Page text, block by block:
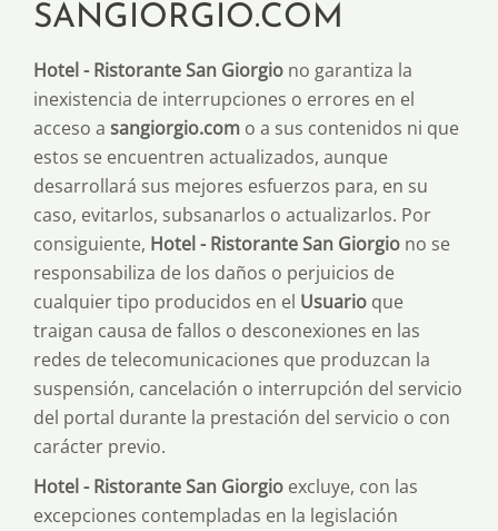
SANGIORGIO.COM
Hotel - Ristorante San Giorgio no garantiza la
inexistencia de interrupciones o errores en el
acceso a sangiorgio.com o a sus contenidos ni que
estos se encuentren actualizados, aunque
desarrollará sus mejores esfuerzos para, en su
caso, evitarlos, subsanarlos o actualizarlos. Por
consiguiente, Hotel - Ristorante San Giorgio no se
responsabiliza de los daños o perjuicios de
cualquier tipo producidos en el Usuario que
traigan causa de fallos o desconexiones en las
redes de telecomunicaciones que produzcan la
suspensión, cancelación o interrupción del servicio
del portal durante la prestación del servicio o con
carácter previo.
Hotel - Ristorante San Giorgio excluye, con las
excepciones contempladas en la legislación